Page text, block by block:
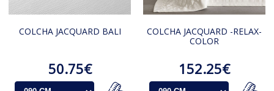
COLCHA JACQUARD BALI
50.75€
COLCHA JACQUARD -RELAX-
COLOR
152.25€